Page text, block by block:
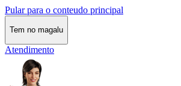
Pular para o conteudo principal
Tem no magalu
Atendimento